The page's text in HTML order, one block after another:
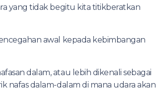
yang tidak begitu kita titikberatkan
awal kepada kebimbangan
dalam, atau lebih dikenali sebagai
nafas dalam-dalam di mana udara akan